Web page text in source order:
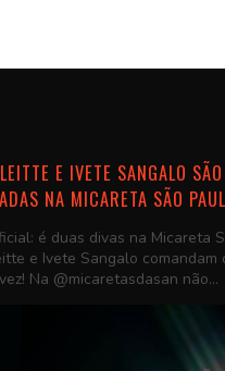
E IVETE SANGALO SÃO
NA MICARETA SÃO
é duas divas na Micareta
e Ivete Sangalo comandam
Na @micaretasdasan não...